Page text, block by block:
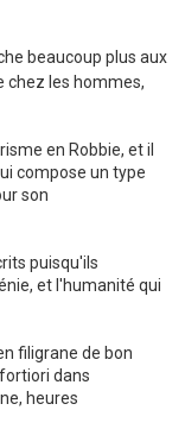
beaucoup plus aux
chez les hommes,
en Robbie, et il
compose un type
son
puisqu'ils
et l'humanité qui
filigrane de bon
dans
heures